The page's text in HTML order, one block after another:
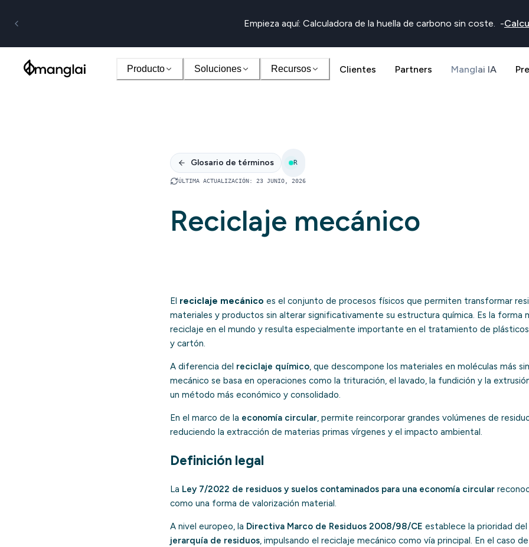
Empieza aquí: Calculadora de la huella de carbono sin coste. -
Producto Soluciones Recursos Clientes Partners Manglai IA
Glosario de términos R
ÚLTIMA ACTUALIZACIÓN: 23 JUNIO, 2026
Reciclaje mecánico
El reciclaje mecánico es el conjunto de procesos físicos que permiten transformar
materiales y productos sin alterar significativamente su estructura química. Es la forma
reciclaje en el mundo y resulta especialmente importante en el tratamiento de
y cartón.
A diferencia del reciclaje químico, que descompone los materiales en moléculas más
mecánico se basa en operaciones como la trituración, el lavado, la fundición y la
un método más económico y consolidado.
En el marco de la economía circular, permite reincorporar grandes volúmenes de
reduciendo la extracción de materias primas vírgenes y el impacto ambiental.
Definición legal
La Ley 7/2022 de residuos y suelos contaminados para una economía circular
como una forma de valorización material.
A nivel europeo, la Directiva Marco de Residuos 2008/98/CE establece la prioridad del
jerarquía de residuos, impulsando el reciclaje mecánico como vía principal. En el caso